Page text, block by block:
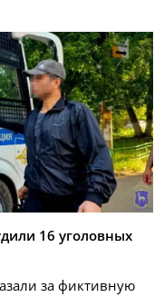
16 уголовных
за фиктивную